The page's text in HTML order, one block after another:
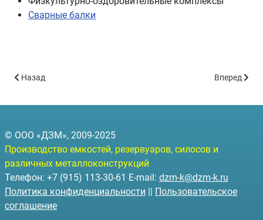
Сварные балки
© ООО «ДЗМ», 2009-2025
Производство емкостей, резервуаров, силосов и
различных металлоконструкций
Телефон: +7 (915) 113-30-61 E-mail: dzm-k@dzm-k.ru
Политика конфиденциальности || Пользовательское
соглашение